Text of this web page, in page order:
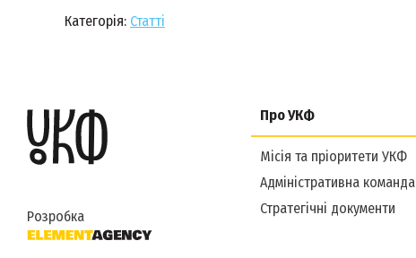
Категорія: Статті
Розробка
Про УКФ
Місія та пріоритети УКФ
Адміністративна команда
Стратегічні документи